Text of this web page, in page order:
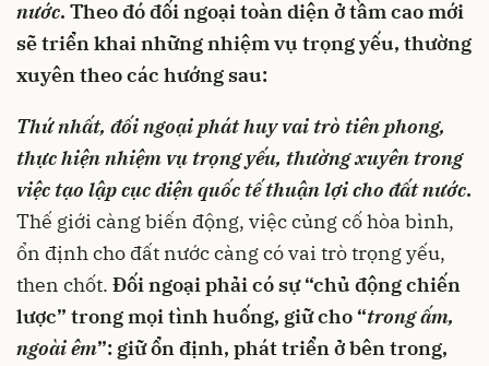
nước. Theo đó đối ngoạitoàn diện ở tầm cao mới
sẽ triển khai những nhiệm vụ trọng yếu, thường
xuyêntheo các hướng sau:
Thứ nhất, đối ngoại phát huy vai trò tiên phong,
thực hiện nhiệm vụ trọng yếu, thường xuyên trong
việc tạo lập cục diện quốc tế thuận lợi cho đất nước.
Thế giới càng biến động, việc củng cố hòa bình,
ổn định cho đất nước càng có vai trò trọng yếu,
then chốt. Đối ngoại phải có sự “chủ động chiến
lược” trong mọi tình huống, giữ cho “trong ấm,
ngoài êm”: giữ ổn định, phát triển ở bên trong,